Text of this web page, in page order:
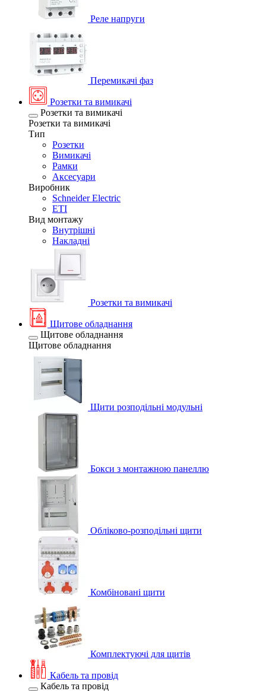
Реле напруги
Перемикачі фаз
Розетки та вимикачі
Розетки та вимикачі
Розетки та вимикачі
Тип
Розетки
Вимикачі
Рамки
Аксесуари
Виробник
Schneider Electric
ETI
Вид монтажу
Внутрішні
Накладні
Розетки та вимикачі
Щитове обладнання
Щитове обладнання
Щитове обладнання
Щити розподільні модульні
Бокси з монтажною панеллю
Обліково-розподільні щити
Комбіновані щити
Комплектуючі для щитів
Кабель та провід
Кабель та провід